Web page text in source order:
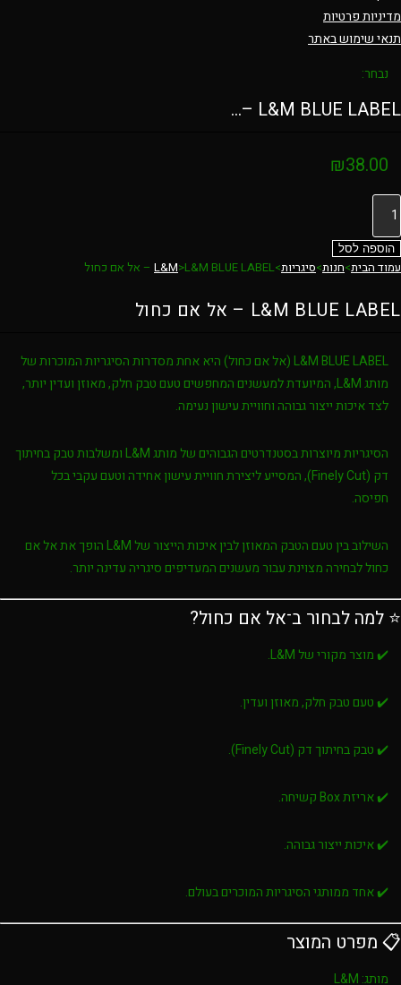
מדיניות פרטיות
תנאי שימוש באתר
נבחר:
L&M BLUE LABEL –…
₪38.00
L&M
BLUE
–
אם
כחול
הוספה לסל
עמוד הבית>חנות>סיגריות>
L&M>L&M BLUE LABEL – אל אם כחול
L&M BLUE LABEL – אל אם כחול
L&M BLUE LABEL (אל אם כחול)
היא אחת מסדרות הסיגריות המוכרות של
מותגL&M, המיועדת למעשנים המחפשים טעם טבק חלק, מאוזן ועדין יותר,
לצד איכות ייצור גבוהה וחוויית עישון נעימה.
הסיגריות מיוצרות בסטנדרטים הגבוהים של מותגL&Mומשלבותטבק בחיתוך
דק (Finely Cut)
, המסייע ליצירת חוויית עישון אחידה וטעם עקבי בכל
חפיסה.
השילוב בין טעם הטבק המאוזן לבין איכות הייצור שלL&Mהופך אתאל אם
כחוללבחירה מצוינת עבור מעשנים המעדיפים סיגריה עדינה יותר.
⭐ למה לבחור ב־אל אם כחול?
✔️ מוצר מקורי של L&M.
✔️ טעם טבק חלק, מאוזן ועדין.
✔️ טבק בחיתוך דק (Finely Cut).
✔️ אריזת Box קשיחה.
✔️ איכות ייצור גבוהה.
✔️ אחד ממותגי הסיגריות המוכרים בעולם.
📋 מפרט המוצר
מותג: